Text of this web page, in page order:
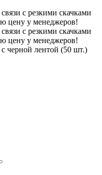
с резкими скачками
цену у менеджеров!
с резкими скачками
цену у менеджеров!
черной лентой (50 шт.)